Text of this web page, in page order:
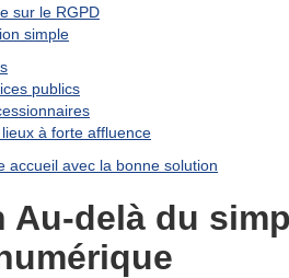
sur le RGPD
simple
publics
à forte affluence
accueil avec la bonne solution
Au-delà du